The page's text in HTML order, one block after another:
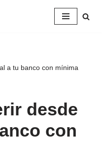
a tu banco con mínima
desde
con